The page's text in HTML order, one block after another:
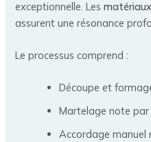
exceptionnelle. Lesmatériaux
assurent une résonance
Le processus comprend :
Découpe et
Martelage note
Accordage manuel